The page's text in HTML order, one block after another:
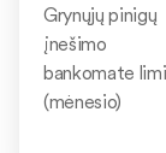
Grynųjų pinigų
įnešimo
bankomate
(mėnesio)